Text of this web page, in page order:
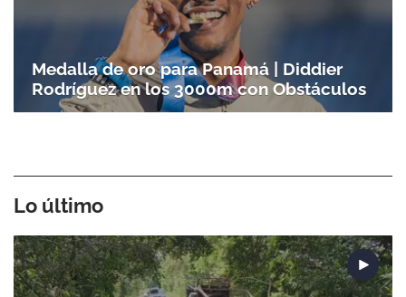
Medalla de oro para Panamá | Diddier
Rodríguez en los 3000m con Obstáculos
Lo último